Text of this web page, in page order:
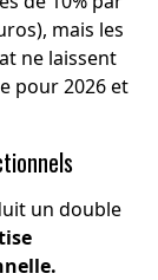
mais les
ne laissent
pour 2026 et
un double